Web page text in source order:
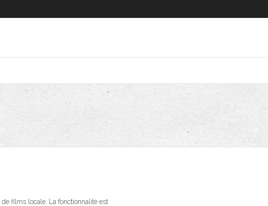
films locale. La fonctionnalité est